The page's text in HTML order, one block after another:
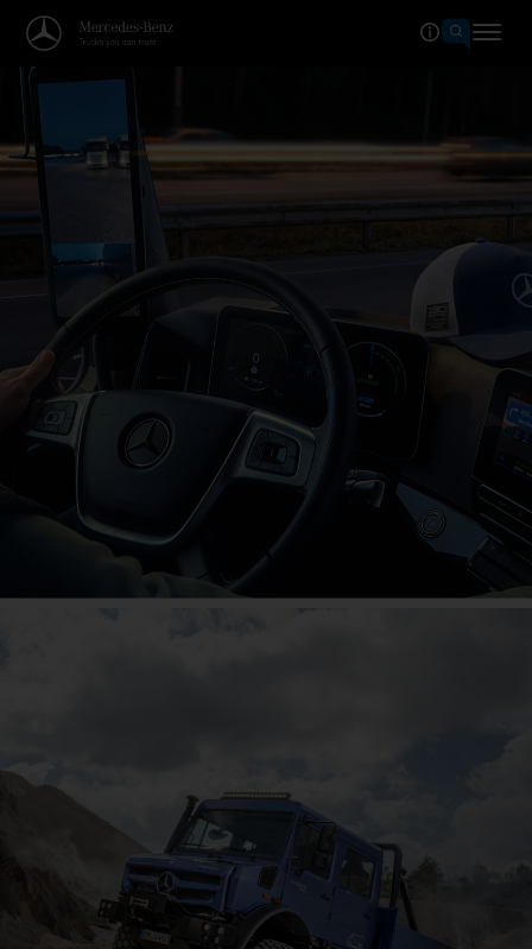
Bienvenido al mundo de